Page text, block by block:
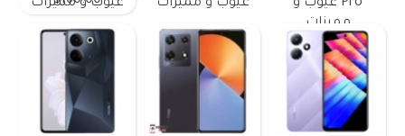
Pro عيوب و
مميزات
عيوب و مميزات
عيوب و مميزات